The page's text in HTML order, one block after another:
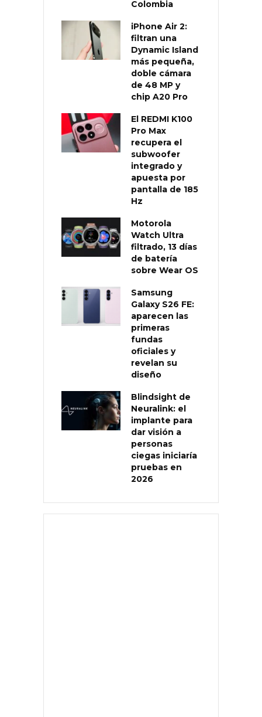
Colombia
iPhone Air 2:
filtran una
Dynamic Island
más pequeña,
doble cámara
de 48 MP y
chip A20 Pro
El REDMI K100
Pro Max
recupera el
subwoofer
integrado y
apuesta por
pantalla de 185
Hz
Motorola
Watch Ultra
filtrado, 13 días
de batería
sobre Wear OS
Samsung
Galaxy S26 FE:
aparecen las
primeras
fundas
oficiales y
revelan su
diseño
Blindsight de
Neuralink: el
implante para
dar visión a
personas
ciegas iniciaría
pruebas en
2026